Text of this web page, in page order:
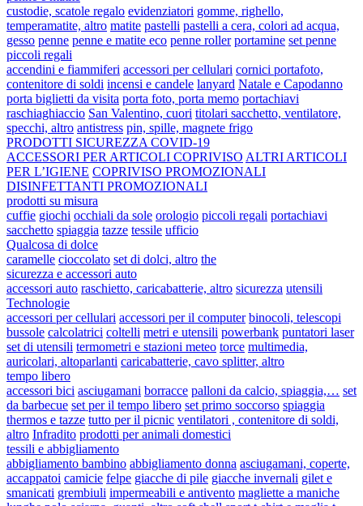
custodie, scatole regalo evidenziatori gomme, righello,
temperamatite, altro matite pastelli pastelli a cera, colori ad acqua,
gesso penne penne e matite eco penne roller portamine set penne
piccoli regali
accendini e fiammiferi accessori per cellulari cornici portafoto,
contenitore di soldi incensi e candele lanyard Natale e Capodanno
porta biglietti da visita porta foto, porta memo portachiavi
raschiaghiaccio San Valentino, cuori titolari sacchetto, ventilatore,
specchi, altro antistress pin, spille, magnete frigo
PRODOTTI SICUREZZA COVID-19
ACCESSORI PER ARTICOLI COPRIVISO ALTRI ARTICOLI
PER L’IGIENE COPRIVISO PROMOZIONALI
DISINFETTANTI PROMOZIONALI
prodotti su misura
cuffie giochi occhiali da sole orologio piccoli regali portachiavi
sacchetto spiaggia tazze tessile ufficio
Qualcosa di dolce
caramelle cioccolato set di dolci, altro the
sicurezza e accessori auto
accessori auto raschietto, caricabatterie, altro sicurezza utensili
Technologie
accessori per cellulari accessori per il computer binocoli, telescopi
bussole calcolatrici coltelli metri e utensili powerbank puntatori laser
set di utensili termometri e stazioni meteo torce multimedia,
auricolari, altoparlanti caricabatterie, cavo splitter, altro
tempo libero
accessori bici asciugamani borracce palloni da calcio, spiaggia,… set
da barbecue set per il tempo libero set primo soccorso spiaggia
thermos e tazze tutto per il picnic ventilatori , contenitore di soldi,
altro Infradito prodotti per animali domestici
tessili e abbigliamento
abbigliamento bambino abbigliamento donna asciugamani, coperte,
accappatoi camicie felpe giacche di pile giacche invernali gilet e
smanicati grembiuli impermeabili e antivento magliette a maniche